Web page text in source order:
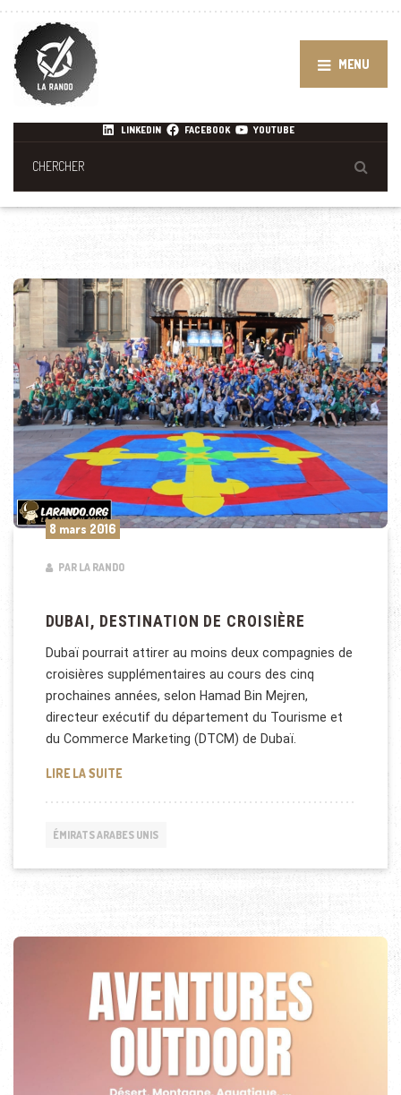
MENU
LINKEDIN FACEBOOK YOUTUBE
8 mars 2016
PAR LA RANDO
DUBAI, DESTINATION DE CROISIÈRE
Dubaï pourrait attirer au moins deux compagnies de
croisières supplémentaires au cours des cinq
prochaines années, selon Hamad Bin Mejren,
directeur exécutif du département du Tourisme et
du Commerce Marketing (DTCM) de Dubaï.
LIRE LA SUITEDUBAI, DESTINATION DE CROISIÈRE
ÉMIRATS ARABES UNIS